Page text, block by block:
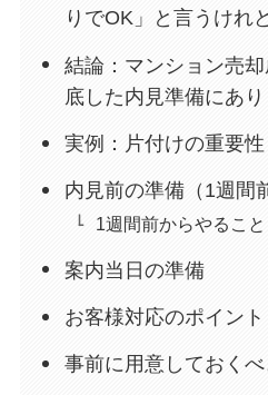
りでOK」と言うけれ
結論：マンション売
底した内見準備にあり
実例：片付けの重要性
内見前の準備（1週間
1週間前からやること
案内当日の準備
お客様対応のポイント
事前に用意しておく